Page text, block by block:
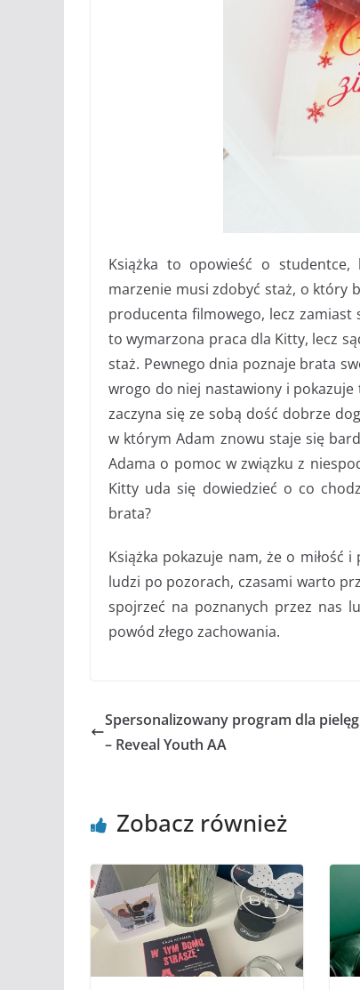
Książka to opowieść o
marzenie musi zdobyć staż, o który
producenta filmowego, lecz
to wymarzona praca dla Kitty, lecz
staż. Pewnego dnia poznaje brata
wrogo do niej nastawiony i
zaczyna się ze sobą dość dobrze
w którym Adam znowu staje się
Adama o pomoc w związku z
Kitty uda się dowiedzieć o co
brata?
Książka pokazuje nam, że o miłość
ludzi po pozorach, czasami warto
spojrzeć na poznanych przez nas
powód złego zachowania.
Spersonalizowany program dla
– Reveal Youth AA
Zobacz również